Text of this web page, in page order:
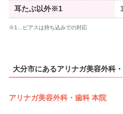
耳たぶ以外※1
※1…ピアスは持ち込みでの対応
大分市にあるアリナガ美容外科
アリナガ美容外科・歯科 本院